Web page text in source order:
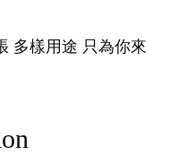
多樣用途 只為你來